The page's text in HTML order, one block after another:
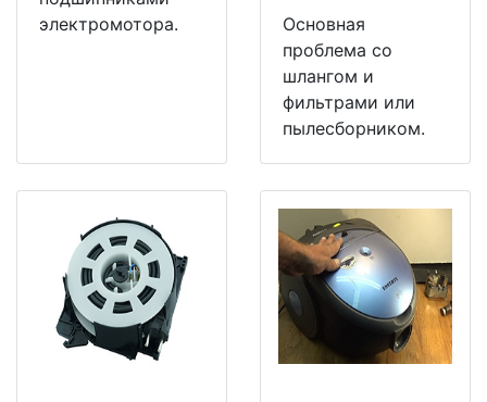
электромотора.
Основная
проблема со
шлангом и
фильтрами или
пылесборником.